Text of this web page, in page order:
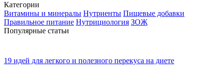
Категории
Витамины и минералы Нутриенты Пищевые добавки
Правильное питание Нутрициология ЗОЖ
Популярные статьи
19 идей для легкого и полезного перекуса на диете